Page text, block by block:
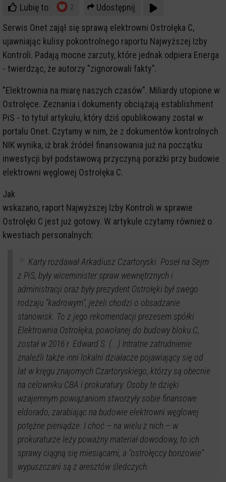
Lubię to 2
Udostępnij
Serwis Onet zajął się sprawą elektrowni Ostrołęka C,
ujawniając kulisy pokontrolnego raportu Najwyższej Izby
Kontroli. Padają mocne zarzuty, które jednak odpiera Energa
- twierdząc, że autorzy "zignorowali fakty".
"Elektrownia na miarę naszych czasów". Miliardy utopione w
Ostrołęce. Zeznania i dokumenty obciążają establishment
PiS - to tytuł artykułu, który dziś opublikowany został w
portalu Onet. Czytamy w nim, że z dokumentów kontrolnych
NIK wynika, iż brak źródeł finansowania już na początku
inwestycji był podstawową przyczyną porażki przy budowie
elektrowni węglowej Ostrołęka C.
Jak
wskazano, raport Najwyższej Izby Kontroli w sprawie
Ostrołęki C jest już gotowy. W artykule czytamy również o
kwestiach personalnych:
Karty rozdawał Arkadiusz Czartoryski. Poseł na Sejm
z PiS, były wiceminister spraw wewnętrznych i
administracji oraz były prezydent Ostrołęki był swego
rodzaju "kadrowym", jeżeli chodzi o obsadzanie
stanowisk. To z jego rekomendacji prezesem spółki
Elektrownia Ostrołęka, powołanej do budowy bloku C,
został w 2016 r. Edward S. (...) Intratne zatrudnienie
znaleźli także inni lokalni działacze pojawiający się od
lat w kręgu znajomych Czartoryskiego, którzy są obecnie
na celowniku CBA i prokuratury. Osoby te dzięki
wzajemnym powiązaniom stworzyły sobie finansowe
eldorado, zarabiając na budowie elektrowni węglowej
potężne pieniądze. I choć – na wielu z nich – w
prokuraturze leży poważny materiał dowodowy, to ich
sprawy ciągną się miesiącami, a "ostrołęccy bonzowie"
wypuszczani są z aresztów śledczych.